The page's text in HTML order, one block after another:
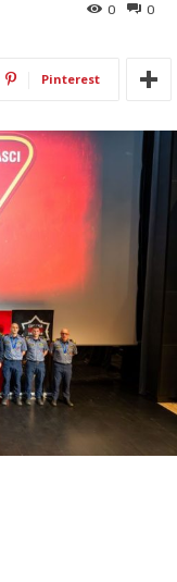
0
0
Pinterest